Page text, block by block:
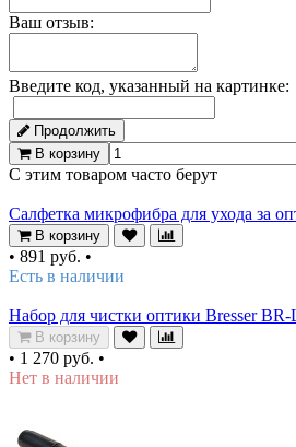
Ваш отзыв:
Введите код, указанный на картинке:
Продолжить
В корзину
С этим товаром часто берут
Салфетка микрофибра для ухода за
В корзину
• 891 руб. •
Есть в наличии
Набор для чистки оптики Bresser BR-
В корзину
• 1 270 руб. •
Нет в наличии